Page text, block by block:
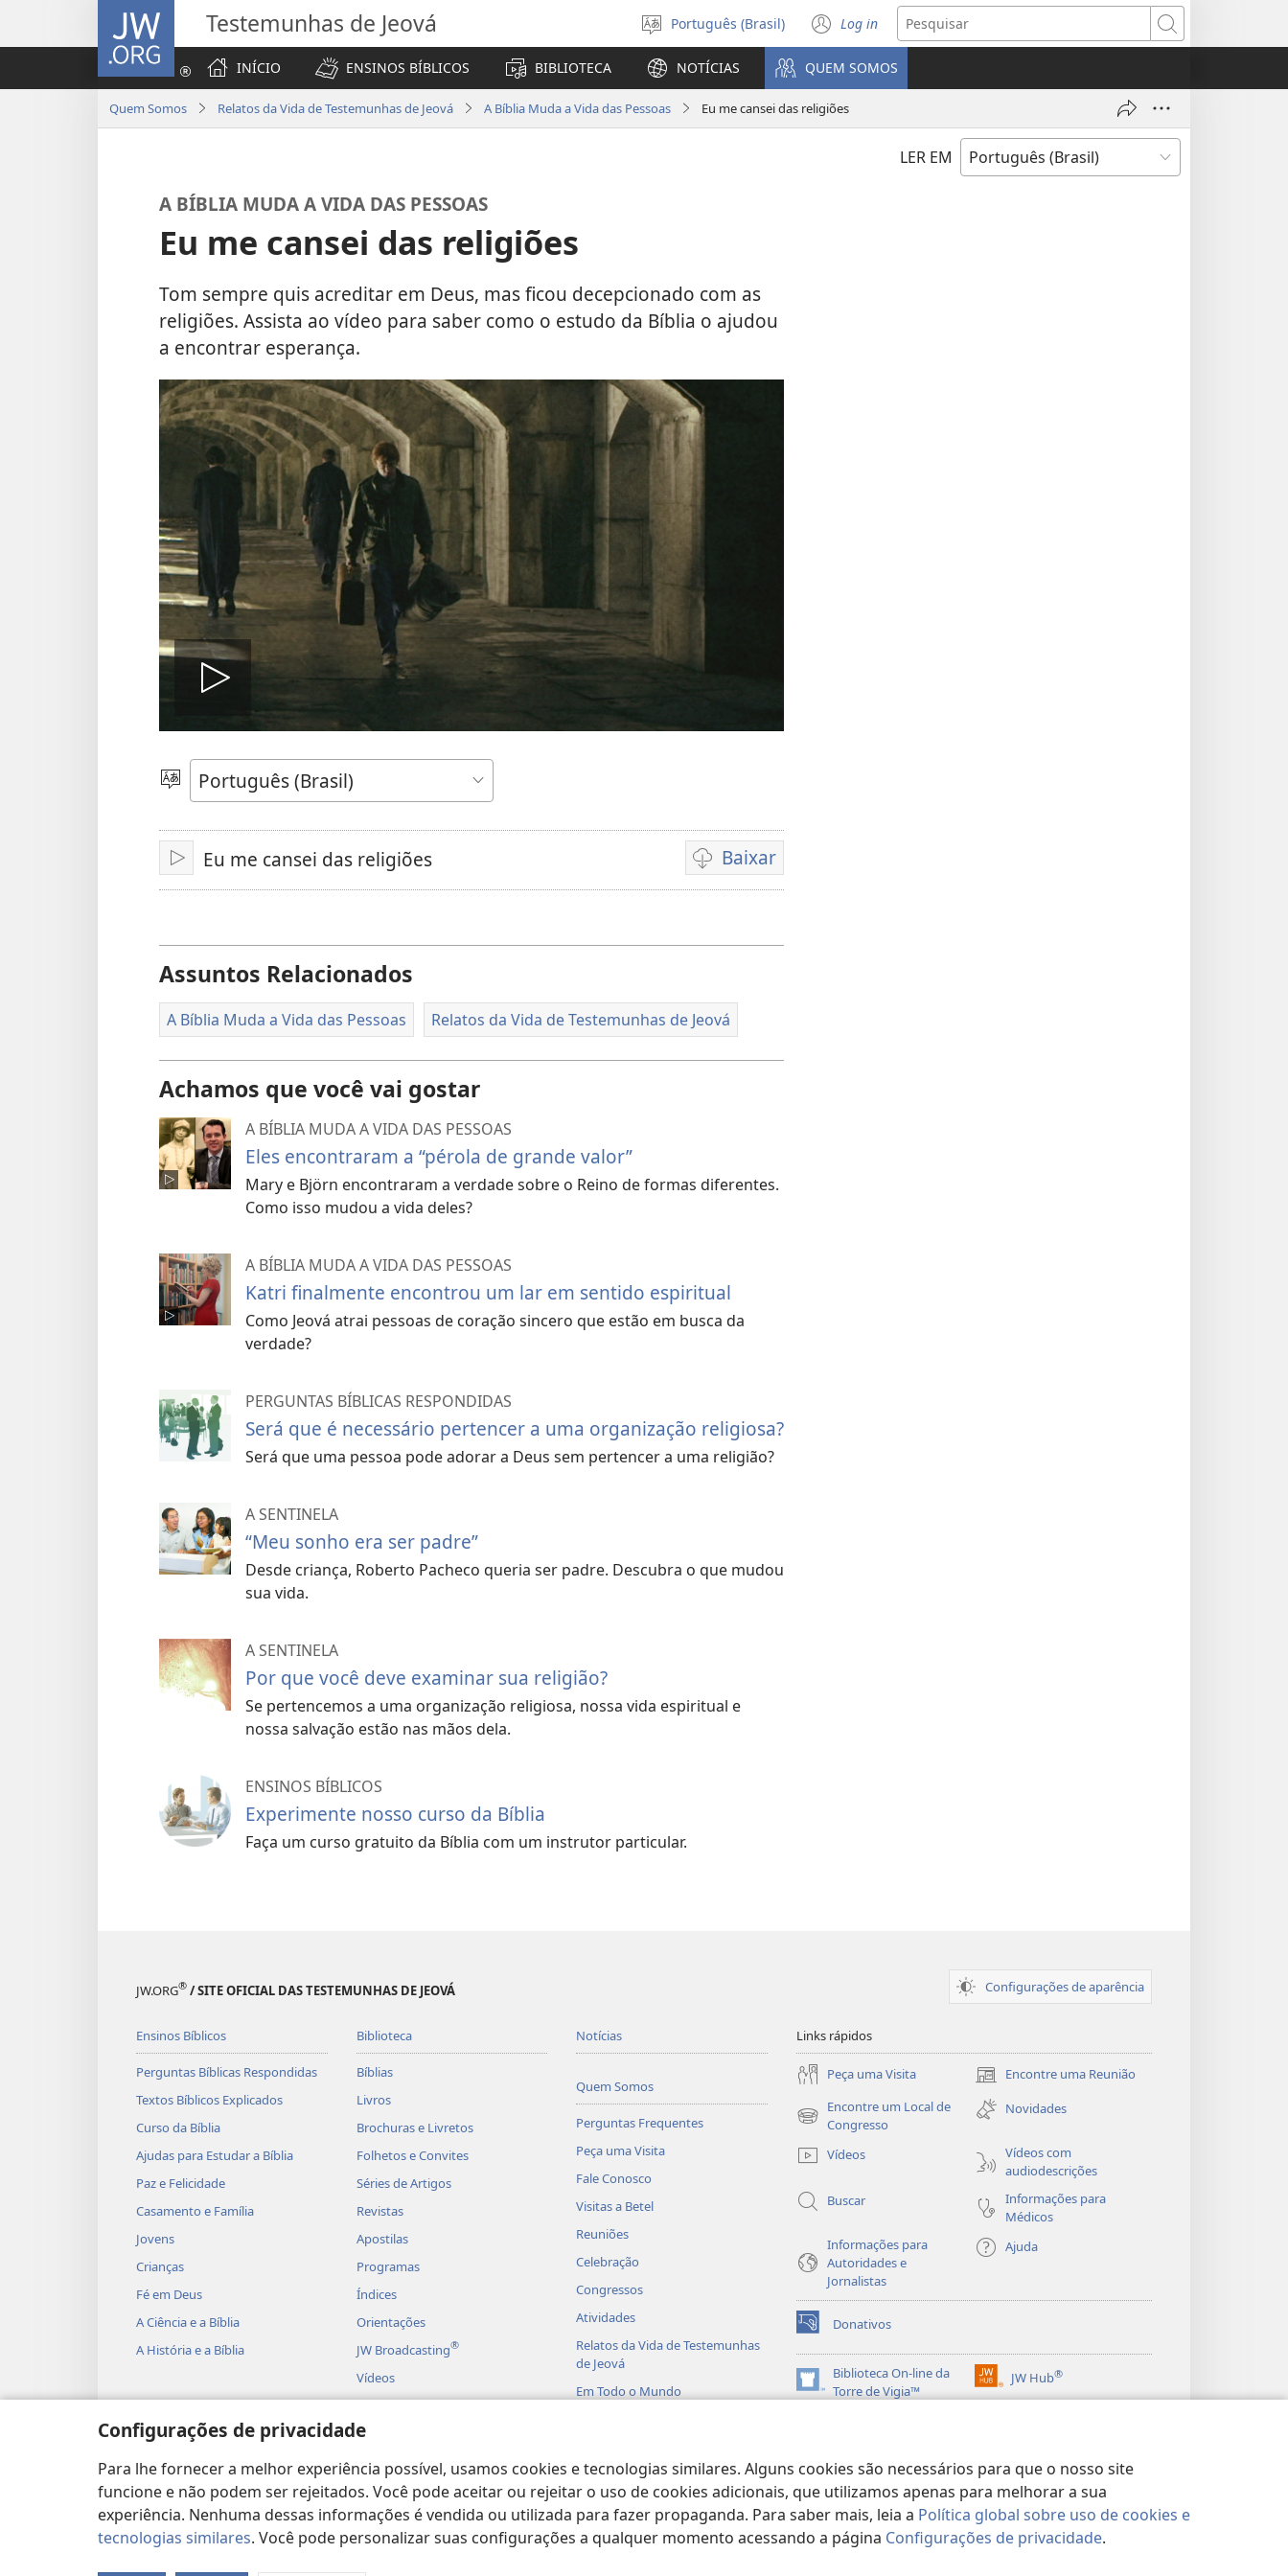
Configurações de privacidade
Para lhe fornecer a melhor experiência possível, usamos cookies e tecnologias similares. Alguns cookies são necessários para que o nosso site
funcione e não podem ser rejeitados. Você pode aceitar ou rejeitar o uso de cookies adicionais, que utilizamos apenas para melhorar a sua
experiência. Nenhuma dessas informações é vendida ou utilizada para fazer propaganda. Para saber mais, leia a Política global sobre uso de cookies e
tecnologias similares. Você pode personalizar suas configurações a qualquer momento acessando a página Configurações de privacidade.
JW.ORG Testemunhas de Jeová
Selecione
o
idioma
Português (Brasil) Log in
(abre
nova
janela)
Pesquisar
INÍCIO
ENSINOS BÍBLICOS BIBLIOTECA NOTÍCIAS QUEM SOMOS
Quem Somos Relatos da Vida de Testemunhas de Jeová A Bíblia Muda a Vida das Pessoas Eu me cansei das religiões
LER EM
A BÍBLIA MUDA A VIDA DAS PESSOAS
Eu me cansei das religiões
Tom sempre quis acreditar em Deus, mas ficou decepcionado com as
religiões. Assista ao vídeo para saber como o estudo da Bíblia o ajudou
a encontrar esperança.
Reproduzir
vídeo
Escolher
idioma
Reproduzir
Eu me cansei das religiões Baixar
Opções
de
de
Assuntos Relacionados
A Bíblia Muda a Vida das Pessoas Relatos da Vida de Testemunhas de Jeová
Achamos que você vai gostar
A BÍBLIA MUDA A VIDA DAS PESSOAS
Eles encontraram a “pérola de grande valor”
Mary e Björn encontraram a verdade sobre o Reino de formas diferentes.
Como isso mudou a vida deles?
A BÍBLIA MUDA A VIDA DAS PESSOAS
Katri finalmente encontrou um lar em sentido espiritual
Como Jeová atrai pessoas de coração sincero que estão em busca da
verdade?
PERGUNTAS BÍBLICAS RESPONDIDAS
Será que é necessário pertencer a uma organização religiosa?
Será que uma pessoa pode adorar a Deus sem pertencer a uma religião?
A SENTINELA
“Meu sonho era ser padre”
Desde criança, Roberto Pacheco queria ser padre. Descubra o que mudou
sua vida.
A SENTINELA
Por que você deve examinar sua religião?
Se pertencemos a uma organização religiosa, nossa vida espiritual e
nossa salvação estão nas mãos dela.
ENSINOS BÍBLICOS
Experimente nosso curso da Bíblia
Faça um curso gratuito da Bíblia com um instrutor particular.
JW.ORG® / SITE OFICIAL DAS TESTEMUNHAS DE JEOVÁ Configurações de aparência
Ensinos Bíblicos
Perguntas Bíblicas Respondidas
Textos Bíblicos Explicados
Curso da Bíblia
Ajudas para Estudar a Bíblia
Paz e Felicidade
Casamento e Família
Jovens
Crianças
Fé em Deus
A Ciência e a Bíblia
A História e a Bíblia
Biblioteca
Bíblias
Livros
Brochuras e Livretos
Folhetos e Convites
Séries de Artigos
Revistas
Apostilas
Programas
Índices
Orientações
JW Broadcasting®
Vídeos
Músicas
Peças Teatrais em Áudio
Leituras Bíblicas Dramatizadas
Notícias
Quem Somos
Perguntas Frequentes
Peça uma Visita
Fale Conosco
Visitas a Betel
Reuniões
Celebração
Congressos
Atividades
Relatos da Vida de Testemunhas
de Jeová
Em Todo o Mundo
Links rápidos
Peça uma Visita Encontre uma Reunião
(abre
nova
janela)
Encontre um Local de
Congresso
(abre
janela)
Novidades
Vídeos
Vídeos com
audiodescrições
Buscar
Informações para
Médicos
Informações para
Autoridades e
Jornalistas
Ajuda
Donativos
(abre
nova
janela) Biblioteca On-line da
Torre de Vigia™
(abre
JW Hub®
(abre
nova
Copyright© 2026 Watch Tower Bible and Tract Society of Pennsylvania. TERMOS DE USO|POLÍTICA DE PRIVACIDADE|CONFIGURAÇÕES DE PRIVACIDADE